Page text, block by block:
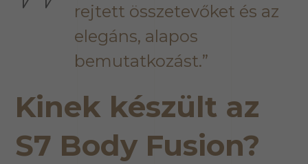
rejtett összetevőket és az
elegáns, alapos
bemutatkozást.”
Kinek készült az
S7 Body Fusion?